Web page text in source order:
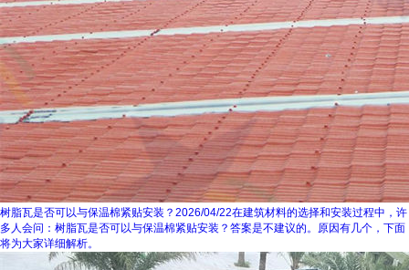
树脂瓦是否可以与保温棉紧贴安装？ 2026/04/22在建筑材料的选择和安装过程中，许
多人会问：树脂瓦是否可以与保温棉紧贴安装？答案是不建议的。原因有几个，下面
将为大家详细解析。